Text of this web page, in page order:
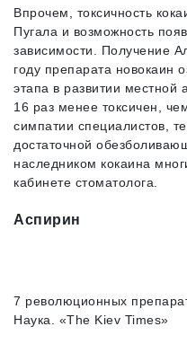
Впрочем, токсичность
Пугала и возможность
зависимости. Получение
году препарата новокаин
этапа в развитии местной
16 раз менее токсичен,
симпатии специалистов,
достаточной
наследником кокаина
кабинете стоматолога.
Аспирин
7 революционных
Наука. «The Kiev Times»